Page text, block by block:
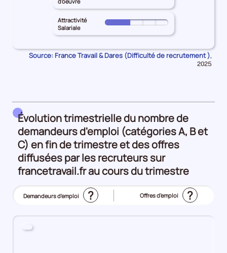
25%
les
Inadéquation
FRANCE
pour
les
d'embauche
DE-
FRANCE
pour
les
métier
25%
le
territoire
DE-
main
d'oeuvre
25%
Attractivité
Salariale
Pour
le
territoire
principal
pour
les
Attractivité
Salariale
25%
Source: France Travail & Dares (Difficulté de recrutement ),
2025
Évolution trimestrielle du nombre de
demandeurs d'emploi (catégories A, B et
C) en fin de trimestre et des offres
diffusées par les recruteurs sur
francetravail.fr au cours du trimestre
Demandeurs d'emploi
(Affichage ? Offres d’emploi ?